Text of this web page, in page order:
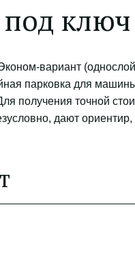
ключ
вариант
парковка для
получения точной
дают